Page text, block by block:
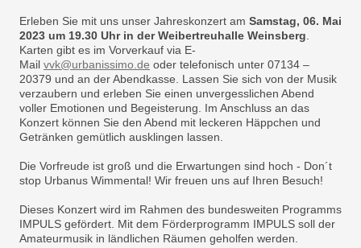
Erleben Sie mit uns unser Jahreskonzert am Samstag, 06. Mai
2023 um 19.30 Uhr in der Weibertreuhalle Weinsberg
Karten gibt es im Vorverkauf via E-
Mail vvk@urbanissimo.de oder telefonisch unter 07134 –
20379 und an der Abendkasse. Lassen Sie sich von der Musik
verzaubern und erleben Sie einen unvergesslichen Abend
voller Emotionen und Begeisterung. Im Anschluss an das
Konzert können Sie den Abend mit leckeren Häppchen und
Getränken gemütlich ausklingen lassen.
Die Vorfreude ist groß und die Erwartungen sind hoch - Don´t
stop Urbanus Wimmental! Wir freuen uns auf Ihren Besuch!
Dieses Konzert wird im Rahmen des bundesweiten Programms
IMPULS gefördert. Mit dem Förderprogramm IMPULS soll der
Amateurmusik in ländlichen Räumen geholfen werden.